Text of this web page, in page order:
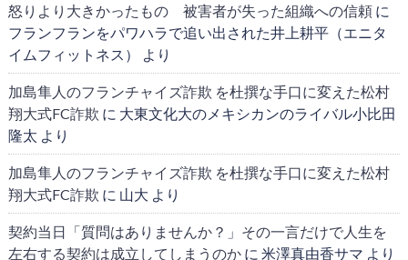
怒りより大きかったもの 被害者が失った組織への信頼に
フランフランをパワハラで追い出された井上耕平（エニタ
イムフィットネス）
より
加島隼人のフランチャイズ詐欺 を杜撰な手口に変えた松村
翔大式FC詐欺 に 大東文化大のメキシカンのライバル小比田
隆太 より
加島隼人のフランチャイズ詐欺 を杜撰な手口に変えた松村
翔大式FC詐欺 に 山大 より
契約当日「質問はありませんか？」その一言だけで人生を
左右する契約は成立してしまうのかに 米澤真由香サマ より